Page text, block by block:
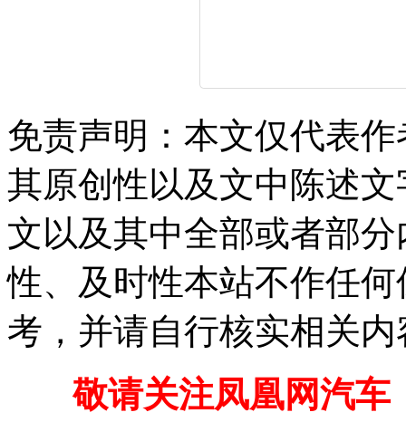
免责声明：本文仅代表
其原创性以及文中陈述
文以及其中全部或者部
性、及时性本站不作任
考，并请自行核实相关内
敬请关注凤凰网汽车